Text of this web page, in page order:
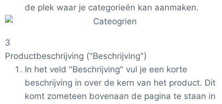
de plek waar je categorieën kan aanmaken.
3
Productbeschrijving ("Beschrijving")
In het veld "Beschrijving" vul je een korte
beschrijving in over de kern van het product. Dit
komt zometeen bovenaan de pagina te staan in